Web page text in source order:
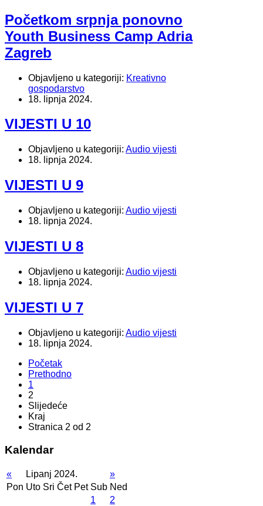
Početkom srpnja ponovno
Youth Business Camp Adria
Zagreb
Objavljeno u kategoriji: Kreativno
gospodarstvo
18. lipnja 2024.
VIJESTI U 10
Objavljeno u kategoriji: Audio vijesti
18. lipnja 2024.
VIJESTI U 9
Objavljeno u kategoriji: Audio vijesti
18. lipnja 2024.
VIJESTI U 8
Objavljeno u kategoriji: Audio vijesti
18. lipnja 2024.
VIJESTI U 7
Objavljeno u kategoriji: Audio vijesti
18. lipnja 2024.
Početak
Prethodno
1
2
Slijedeće
Kraj
Stranica 2 od 2
Kalendar
« Lipanj 2024.
»
Pon Uto Sri Čet Pet Sub Ned
1
2